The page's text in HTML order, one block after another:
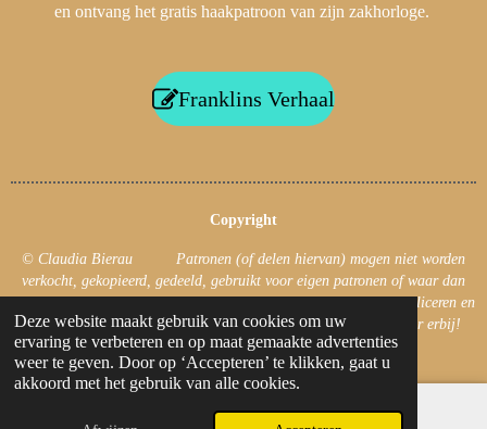
Deze website maakt gebruik van cookies om uw
ervaring te verbeteren en op maat gemaakte advertenties
weer te geven. Door op ‘Accepteren’ te klikken, gaat u
akkoord met het gebruik van alle cookies.
en ontvang het gratis haakpatroon van zijn zakhorloge.
Franklins Verhaal
Copyright
© Claudia Bierau Patronen (of delen hiervan) mogen niet worden
verkocht, gekopieerd, gedeeld, gebruikt voor eigen patronen of waar dan
ook gepubliceerd! Uiteraard mag je foto’s van jouw haakwerk publiceren en
jouw haakwerk verkopen. Zet dan wel de naam van de ontwerper erbij!
© 2019 - 2026 CB's Creations